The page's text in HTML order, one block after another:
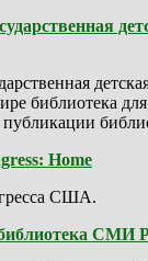
библиотека
Home
США.
СМИ